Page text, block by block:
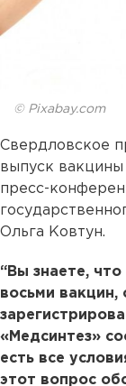
© Pixabay.com
Свердловское
выпуск
пресс-
Ольга Ковтун.
“Вы знаете,
восьми вакцин,
«Медсинтез»
есть все
этот вопрос